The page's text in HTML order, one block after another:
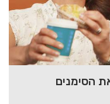
הסימנים